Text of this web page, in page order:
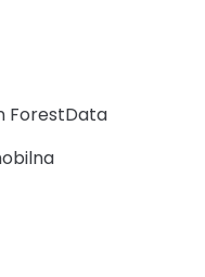
ForestData